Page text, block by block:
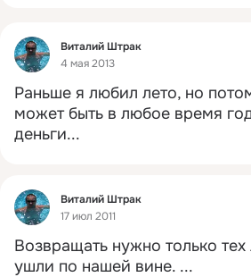
Фид
Виталий Штрак
4 мая 2013
Раньше я любил лето, но
может быть в любое время
деньги...
Фид
Виталий Штрак
17 июл 2011
Возвращать нужно только
ушли по нашей вине. ...